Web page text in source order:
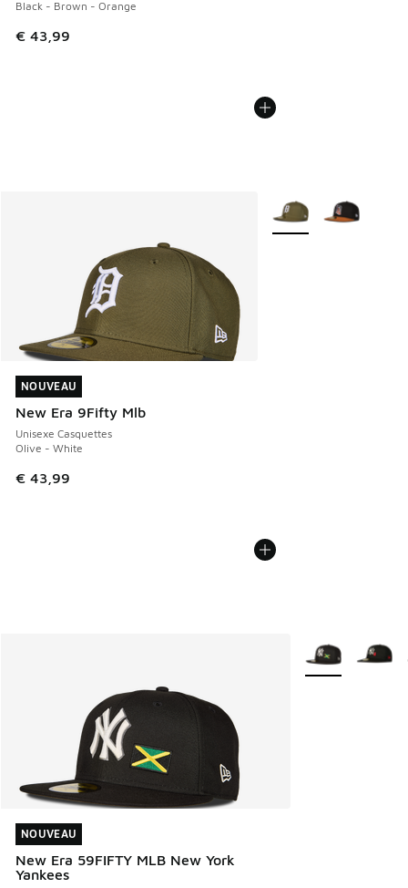
Black - Brown - Orange
€ 43,99
NOUVEAU
New Era 9Fifty Mlb
Unisexe Casquettes
Olive - White
€ 43,99
NOUVEAU
Plus de couleurs
NOUVEAU
New Era 59FIFTY MLB New York
Yankees
NOUVEAU
Plus de couleurs